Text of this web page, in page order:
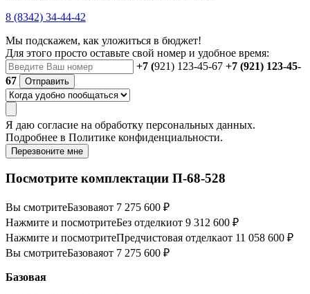
8 (8342) 34-44-42
Мы подскажем, как уложиться в бюджет!
Для этого просто оставьте свой номер и удобное время:
+7 (921) 123-45-67 +7 (921) 123-45-
67
Отправить
Я даю согласие на обработку персональных данных.
Подробнее в Политике конфиденциальности.
Перезвоните мне
Посмотрите комплектации П-68-528
Вы смотритеБазоваяот 7 275 600 ₽
Нажмите и посмотритеБез отделкиот 9 312 600 ₽
Нажмите и посмотритеПредчистовая отделкаот 11 058 600 ₽
Вы смотритеБазоваяот 7 275 600 ₽
Базовая